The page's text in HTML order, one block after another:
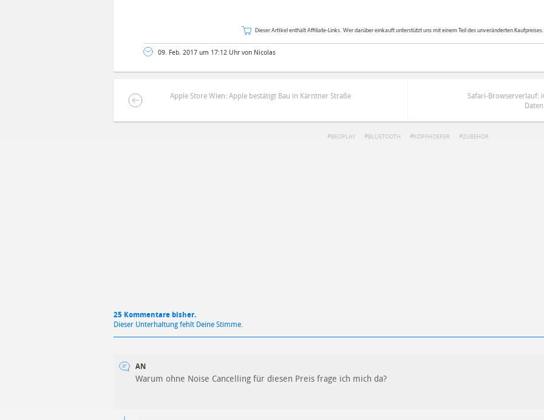
Dieser Artikel enthält Affiliate-Links. Wer darüber einkauft unterstützt uns mit einem Teil des unveränderten Kaufpreises.
09. Feb. 2017 um 17:12 Uhr von Nicolas
Apple Store Wien: Apple bestätigt Bau in Kärntner Straße
Safari-Browserverlauf:
BEOPLAY BLUETOOTH KOPFHOERER ZUBEHÖR
25 Kommentare bisher.
Dieser Unterhaltung fehlt Deine Stimme.
AN
Warum ohne Noise Cancelling für diesen Preis frage ich mich da?